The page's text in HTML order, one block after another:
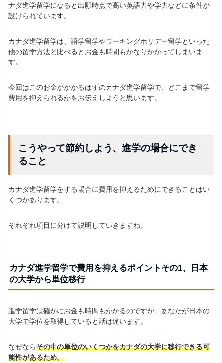
ナダ進学留学になると出願時点で高い英語力や学力などに条件が
設けられています。
カナダ進学留学は、語学留学やワーキングホリデー留学といった
他の留学方法と比べるとお金も時間もかなりかかってしまいま
す。
今回はこのお金がかかるはずのカナダ進学留学で、どこまで留学
費用を抑えられるかをお伝えしようと思います。
こうやって節約しよう、進学の場合にでき
ること
カナダ進学留学をする場合に費用を抑えるためにできることはい
くつかあります。
それぞれ項目に分けて説明していきますね。
カナダ進学留学で費用を抑えるポイントその1、日本
の大学から単位移行
進学留学は確かにお金も時間もかかるのですが、あなたが日本の
大学で学位を取得していると話は違います。
なぜならその中の単位のいくつかをカナダの大学に移行できる可
能性があるため。